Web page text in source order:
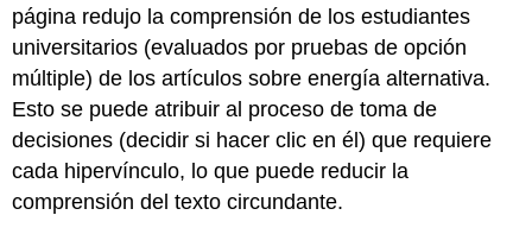
página redujo la comprensión de los estudiantes
universitarios (evaluados por pruebas de opción
múltiple) de los artículos sobre energía alternativa.
Esto se puede atribuir al proceso de toma de
decisiones (decidir si hacer clic en él) que requiere
cada hipervínculo, lo que puede reducir la
comprensión del texto circundante.